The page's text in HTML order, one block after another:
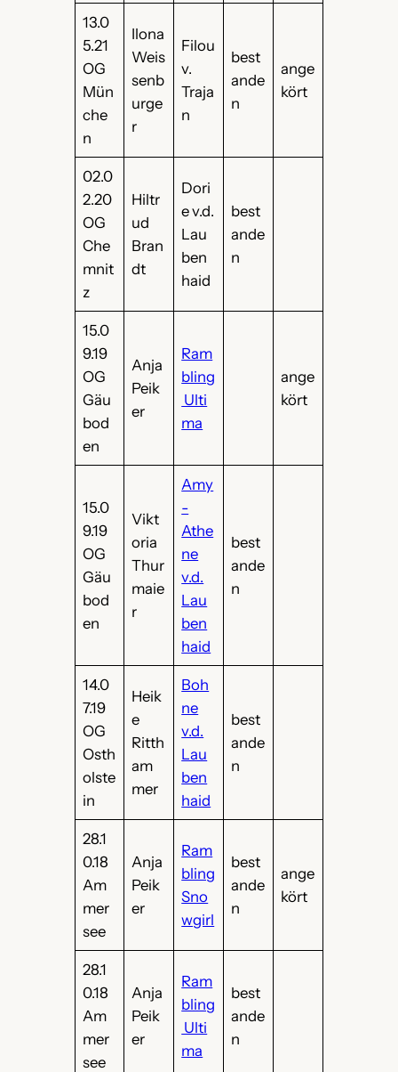
13.0
5.21
OG
Mün
che
n
Ilona
Weis
senb
urge
r
Filou
v.
Traja
n
best
ande
n
ange
kört
02.0
2.20
OG
Che
mnit
z
Hiltr
ud
Bran
dt
Dori
e v.d.
Lau
ben
haid
best
ande
n
15.0
9.19
OG
Gäu
bod
en
Anja
Peik
er
Ram
bling
Ulti
ma
ange
kört
15.0
9.19
OG
Gäu
bod
en
Vikt
oria
Thur
maie
r
Amy
-
Athe
ne
v.d.
Lau
ben
haid
best
ande
n
14.0
7.19
OG
Osth
olste
in
Heik
e
Ritth
am
mer
Boh
ne
v.d.
Lau
ben
haid
best
ande
n
28.1
0.18
Am
mer
see
Anja
Peik
er
Ram
bling
Sno
wgirl
best
ande
n
ange
kört
28.1
0.18
Am
mer
see
Anja
Peik
er
Ram
bling
Ulti
ma
best
ande
n